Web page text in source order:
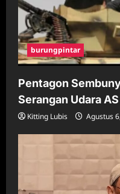
burungpintar
Pentagon
Serangan Udara
Kitting Lubis Agustus